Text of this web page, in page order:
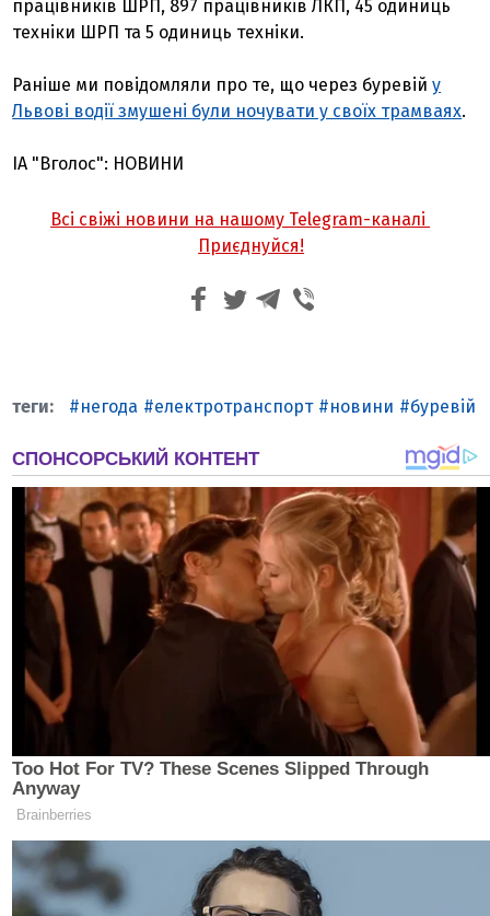
працівників ШРП, 897 працівників ЛКП, 45 одиниць
техніки ШРП та 5 одиниць техніки.
Раніше ми повідомляли про те, що через буревійу
Львові водії змушені були ночувати у своїх трамваях.
ІА "Вголос": НОВИНИ
Всі свіжі новини на нашому Telegram-каналі
Приєднуйся!
негода електротранспорт новини буревій